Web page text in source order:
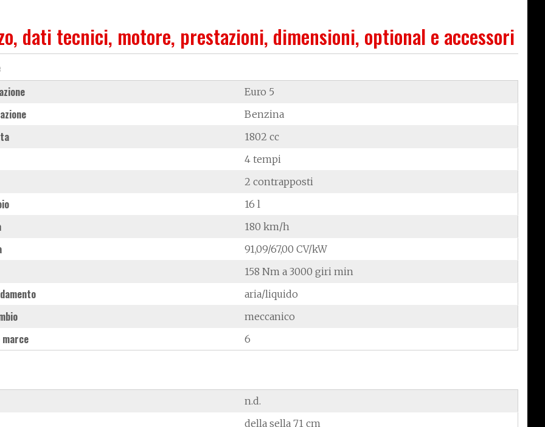
dati tecnici, motore, prestazioni, dimensioni, optional e accessori
Euro 5
Benzina
1802 cc
4 tempi
2 contrapposti
16 l
180 km/h
91,09/67,00 CV/kW
158 Nm a 3000 giri min
aria/liquido
meccanico
marce 6
n.d.
della sella 71 cm